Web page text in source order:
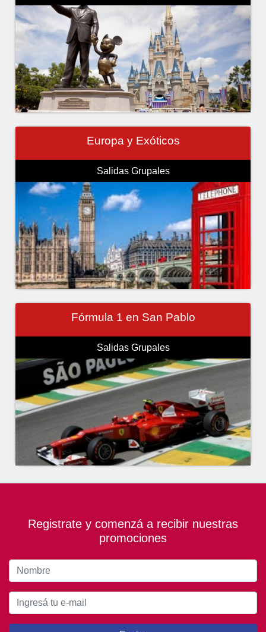
Europa y Exóticos
Salidas Grupales
Fórmula 1 en San Pablo
Salidas Grupales
Registrate y comenzá a recibir nuestras
promociones